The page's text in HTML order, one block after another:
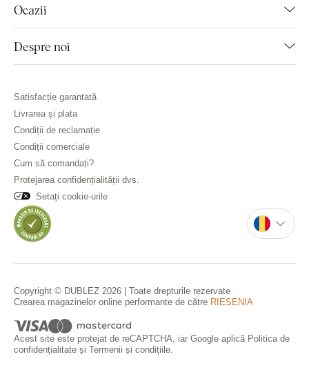
Ocazii
Despre noi
Satisfacție garantată
Livrarea și plata
Condiții de reclamație
Condiții comerciale
Cum să comandați?
Protejarea confidențialității dvs.
Setați cookie-urile
Copyright © DUBLEZ 2026 | Toate drepturile rezervate
Crearea magazinelor online performante de către RIESENIA
Acest site este protejat de reCAPTCHA, iar Google aplică Politica de
confidențialitate și Termenii și condițiile